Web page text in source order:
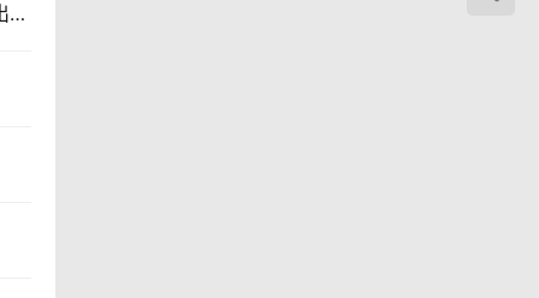
深度 | 银川马拉松因“神回复”爆红 当事小编和盘道出幕后原委